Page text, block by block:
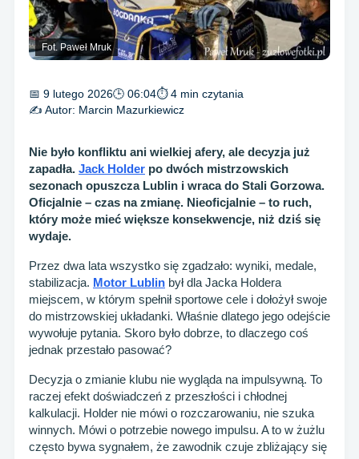
Fot. Paweł Mruk
📅 9 lutego 2026🕒 06:04⏱ 4 min czytania
✍️ Autor: Marcin Mazurkiewicz
Nie było konfliktu ani wielkiej afery, ale decyzja już
zapadła. Jack Holder po dwóch mistrzowskich
sezonach opuszcza Lublin i wraca do Stali Gorzowa.
Oficjalnie – czas na zmianę. Nieoficjalnie – to ruch,
który może mieć większe konsekwencje, niż dziś się
wydaje.
Przez dwa lata wszystko się zgadzało: wyniki, medale,
stabilizacja. Motor Lublin był dla Jacka Holdera
miejscem, w którym spełnił sportowe cele i dołożył swoje
do mistrzowskiej układanki. Właśnie dlatego jego odejście
wywołuje pytania. Skoro było dobrze, to dlaczego coś
jednak przestało pasować?
Decyzja o zmianie klubu nie wygląda na impulsywną. To
raczej efekt doświadczeń z przeszłości i chłodnej
kalkulacji. Holder nie mówi o rozczarowaniu, nie szuka
winnych. Mówi o potrzebie nowego impulsu. A to w żużlu
często bywa sygnałem, że zawodnik czuje zbliżający się